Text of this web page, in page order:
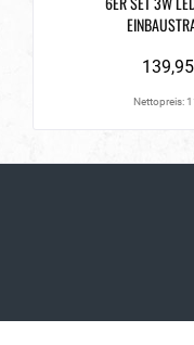
Nettopreis: